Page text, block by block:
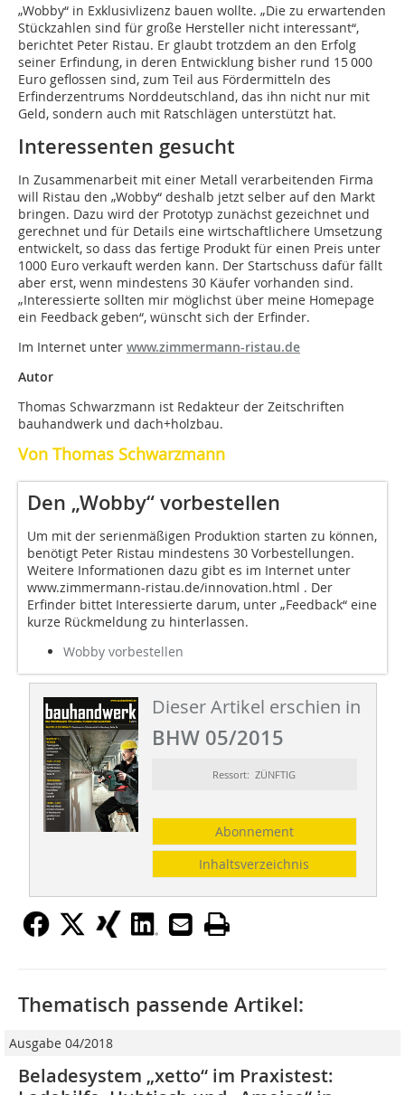
„Wobby“ in Exklusivlizenz bauen wollte. „Die zu erwartenden
Stückzahlen sind für große Hersteller nicht interessant“,
berichtet Peter Ristau. Er glaubt trotzdem an den Erfolg
seiner Erfindung, in deren Entwicklung bisher rund 15 000
Euro geflossen sind, zum Teil aus Fördermitteln des
Erfinderzentrums Norddeutschland, das ihn nicht nur mit
Geld, sondern auch mit Ratschlägen unterstützt hat.
Interessenten gesucht
In Zusammenarbeit mit einer Metall verarbeitenden Firma
will Ristau den „Wobby“ deshalb jetzt selber auf den Markt
bringen. Dazu wird der Prototyp zunächst gezeichnet und
gerechnet und für Details eine wirtschaftlichere Umsetzung
entwickelt, so dass das fertige Produkt für einen Preis unter
1000 Euro verkauft werden kann. Der Startschuss dafür fällt
aber erst, wenn mindestens 30 Käufer vorhanden sind.
„Interessierte sollten mir möglichst über meine Homepage
ein Feedback geben“, wünscht sich der Erfinder.
Im Internet unter www.zimmermann-ristau.de
Autor
Thomas Schwarzmann ist Redakteur der Zeitschriften
bauhandwerk und dach+holzbau.
Von Thomas Schwarzmann
Den „Wobby“ vorbestellen
Um mit der serienmäßigen Produktion starten zu können,
benötigt Peter Ristau mindestens 30 Vorbestellungen.
Weitere Informationen dazu gibt es im Internet unter
www.zimmermann-ristau.de/innovation.html . Der
Erfinder bittet Interessierte darum, unter „Feedback“ eine
kurze Rückmeldung zu hinterlassen.
Wobby vorbestellen
Dieser Artikel erschien in
BHW 05/2015
Ressort: ZÜNFTIG
Abonnement
Inhaltsverzeichnis
Thematisch passende Artikel:
Ausgabe 04/2018
Beladesystem „xetto“ im Praxistest: